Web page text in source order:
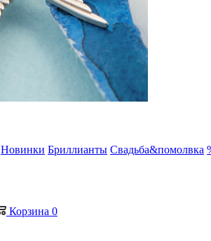
Новинки Бриллианты Свадьба&помолвка
Корзина 0